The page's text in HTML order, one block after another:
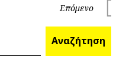
Επόμενο
Αναζήτηση